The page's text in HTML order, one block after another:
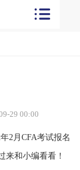
29 00:00
2月CFA考试报名
来和小编看看！